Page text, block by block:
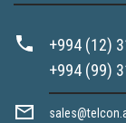
+994 (12)
+994 (99)